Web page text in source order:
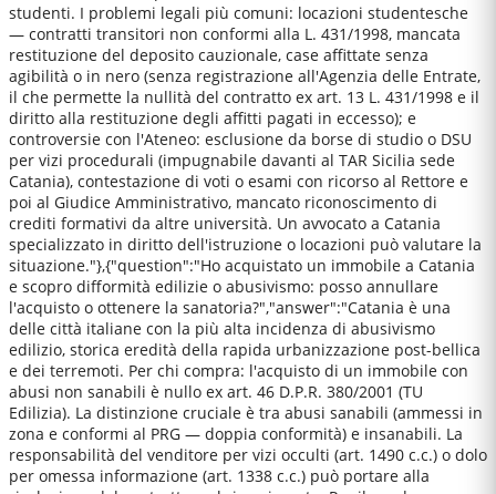
studenti. I problemi legali più comuni: locazioni studentesche
— contratti transitori non conformi alla L. 431/1998, mancata
restituzione del deposito cauzionale, case affittate senza
agibilità o in nero (senza registrazione all'Agenzia delle Entrate,
il che permette la nullità del contratto ex art. 13 L. 431/1998 e il
diritto alla restituzione degli affitti pagati in eccesso); e
controversie con l'Ateneo: esclusione da borse di studio o DSU
per vizi procedurali (impugnabile davanti al TAR Sicilia sede
Catania), contestazione di voti o esami con ricorso al Rettore e
poi al Giudice Amministrativo, mancato riconoscimento di
crediti formativi da altre università. Un avvocato a Catania
specializzato in diritto dell'istruzione o locazioni può valutare la
situazione."},{"question":"Ho acquistato un immobile a Catania
e scopro difformità edilizie o abusivismo: posso annullare
l'acquisto o ottenere la sanatoria?","answer":"Catania è una
delle città italiane con la più alta incidenza di abusivismo
edilizio, storica eredità della rapida urbanizzazione post-bellica
e dei terremoti. Per chi compra: l'acquisto di un immobile con
abusi non sanabili è nullo ex art. 46 D.P.R. 380/2001 (TU
Edilizia). La distinzione cruciale è tra abusi sanabili (ammessi in
zona e conformi al PRG — doppia conformità) e insanabili. La
responsabilità del venditore per vizi occulti (art. 1490 c.c.) o dolo
per omessa informazione (art. 1338 c.c.) può portare alla